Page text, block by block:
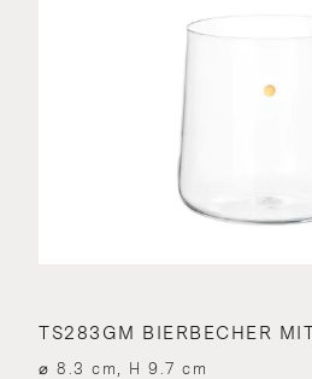
TS283GM BIERBECHER
⌀ 8.3 cm, H 9.7 cm